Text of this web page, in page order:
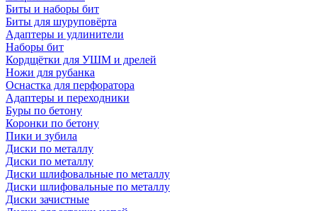
Биты и наборы бит
Биты для шуруповёрта
Адаптеры и удлинители
Наборы бит
Кордщётки для УШМ и дрелей
Ножи для рубанка
Оснастка для перфоратора
Адаптеры и переходники
Буры по бетону
Коронки по бетону
Пики и зубила
Диски по металлу
Диски по металлу
Диски шлифовальные по металлу
Диски шлифовальные по металлу
Диски зачистные